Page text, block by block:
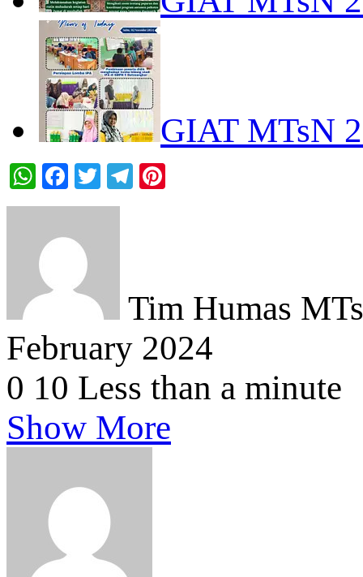
GIAT MTsN
WhatsApp
Facebook
TwitterTelegram
Tim Humas
February 2024
0 10 Less than a minute
Show More